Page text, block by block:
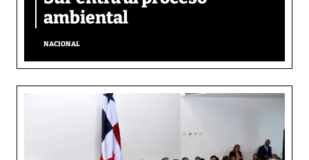
ambiental
NACIONAL